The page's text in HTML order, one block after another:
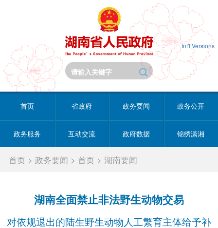
Int'l Versions
首页 省政府 政务要闻 政务公开
政务服务 互动交流 政府数据 锦绣潇湘
首页 >政务要闻 >首页 >湖南要闻
湖南全面禁止非法野生动物交易
对依规退出的陆生野生动物人工繁育主体给予补